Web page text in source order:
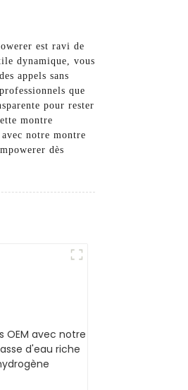
est ravi de
dynamique, vous
appels sans
que
pour rester
montre
notre montre
dès